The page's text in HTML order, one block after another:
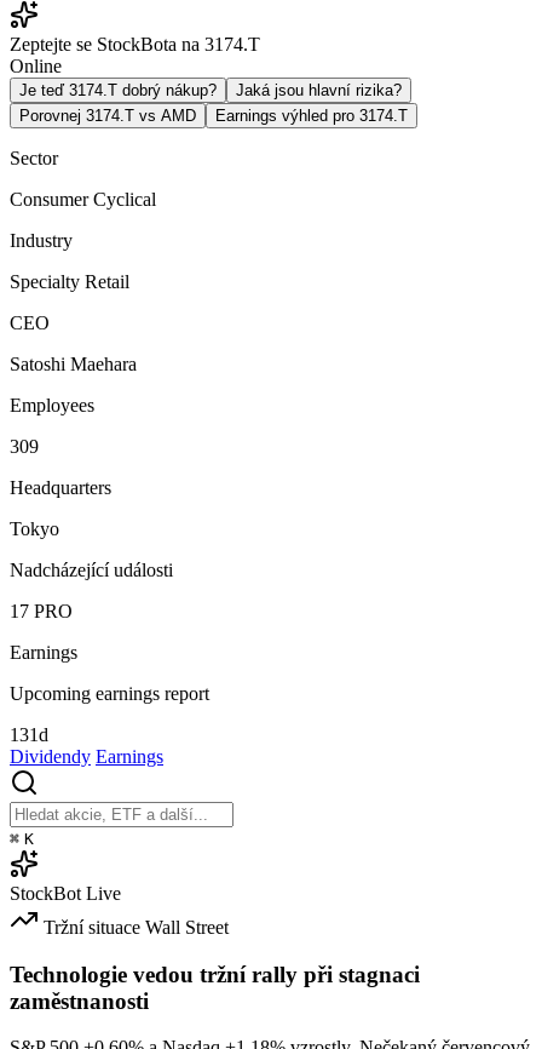
Zeptejte se StockBota na 3174.T
Online
Je teď 3174.T dobrý nákup?
Jaká jsou hlavní rizika?
Porovnej 3174.T vs AMD
Earnings výhled pro 3174.T
Sector
Consumer Cyclical
Industry
Specialty Retail
CEO
Satoshi Maehara
Employees
309
Headquarters
Tokyo
Nadcházející události
17 PRO
Earnings
Upcoming earnings report
131d
Dividendy Earnings
⌘ K
StockBot Live
Tržní situace Wall Street
Technologie vedou tržní rally při stagnaci
zaměstnanosti